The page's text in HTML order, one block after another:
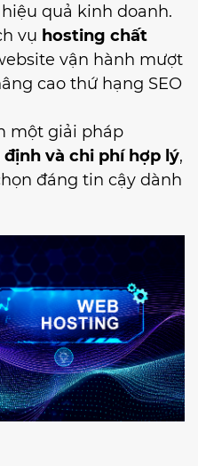
quả kinh doanh.
vụ hosting chất
vận hành mượt
cao thứ hạng SEO
một giải pháp
và chi phí hợp lý,
đáng tin cậy dành